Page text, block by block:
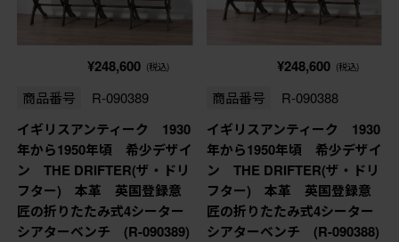
¥248,600 (税込)
商品番号 R-090389
イギリスアンティーク 1930
年から1950年頃 希少デザイ
ン THE DRIFTER(ザ・ドリ
フター) 本革 英国登録意
匠の折りたたみ式4シーター
シアターベンチ (R-090389)
¥248,600 (税込)
商品番号 R-090388
イギリスアンティーク 1930
年から1950年頃 希少デザイ
ン THE DRIFTER(ザ・ドリ
フター) 本革 英国登録意
匠の折りたたみ式4シーター
シアターベンチ (R-090388)